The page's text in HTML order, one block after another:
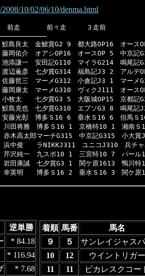
10/02/06/10/denma.html
前走　　　　前々走　　　３走前
島良太　金鯱賞G2 9　都大路OP16　オース
岡佑介　オアシOP16　オースOP 5　中京記
添謙一　安田記G110　マイラG214　鳴尾記
辺薫彦　七夕賞G314　福島記J3 2　アルデ
佐藤哲三　マーメG312　小倉記J3 1　マーメ
岡康太　マーメG310　ヴィクJ111　オース
牧太　　七夕賞G3 5　大阪城OP15　京都記
鮫島克也　七夕賞G310　エプソG3 8　鳴尾記
安藤光彰　博多Ｓ16 6　垂水Ｓ16 6　但馬Ｓ
川田将雅　博多Ｓ16 1　京橋特10 1　湘南
木高太郎マーチG315　中京記G315　小大賞
浜中俊　　ラNIKKJ311　ユニコJ310　兵チ
芹沢純一　九スポ10 1　三宮特10 7　パー
岩田康誠　七夕賞G3 1　関ケ原1613　鴨川特
幸英明　　博多Ｓ16 2　垂水Ｓ16 3　関ケ
逆単勝
* 84.18
* 116.94
* 7.68
着順 馬番 馬名
９
５ サンレイジャス
10
12 ウイントリガー
11
11 ピカレスクコー